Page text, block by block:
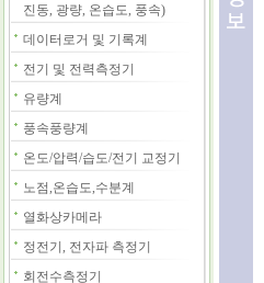
진동, 광량, 온습도, 풍속)
데이터로거 및 기록계
전기 및 전력측정기
유량계
풍속풍량계
온도/압력/습도/전기 교정기
노점,온습도,수분계
열화상카메라
정전기, 전자파 측정기
회전수측정기